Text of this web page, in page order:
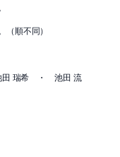
順不同）
希 ・ 池田 流